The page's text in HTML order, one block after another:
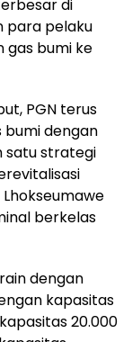
di
para pelaku
gas bumi ke
PGN terus
dengan
satu strategi
berkelas
dengan
kapasitas
20.000